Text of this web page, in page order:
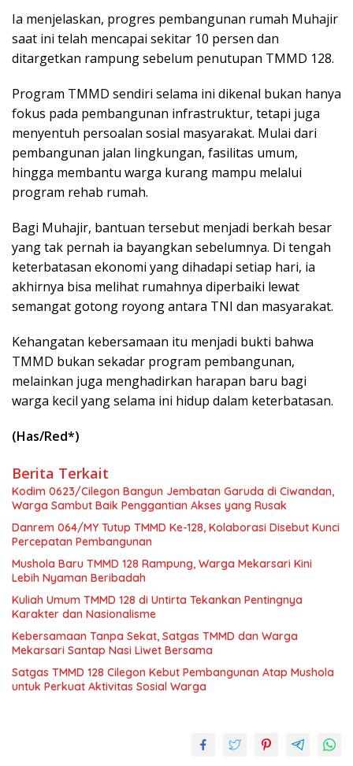
Ia menjelaskan, progres pembangunan rumah Muhajir
saat ini telah mencapai sekitar 10 persen dan
ditargetkan rampung sebelum penutupan TMMD 128.
Program TMMD sendiri selama ini dikenal bukan hanya
fokus pada pembangunan infrastruktur, tetapi juga
menyentuh persoalan sosial masyarakat. Mulai dari
pembangunan jalan lingkungan, fasilitas umum,
hingga membantu warga kurang mampu melalui
program rehab rumah.
Bagi Muhajir, bantuan tersebut menjadi berkah besar
yang tak pernah ia bayangkan sebelumnya. Di tengah
keterbatasan ekonomi yang dihadapi setiap hari, ia
akhirnya bisa melihat rumahnya diperbaiki lewat
semangat gotong royong antara TNI dan masyarakat.
Kehangatan kebersamaan itu menjadi bukti bahwa
TMMD bukan sekadar program pembangunan,
melainkan juga menghadirkan harapan baru bagi
warga kecil yang selama ini hidup dalam keterbatasan.
(Has/Red*)
Berita Terkait
Kodim 0623/Cilegon Bangun Jembatan Garuda di Ciwandan,
Warga Sambut Baik Penggantian Akses yang Rusak
Danrem 064/MY Tutup TMMD Ke-128, Kolaborasi Disebut Kunci
Percepatan Pembangunan
Mushola Baru TMMD 128 Rampung, Warga Mekarsari Kini
Lebih Nyaman Beribadah
Kuliah Umum TMMD 128 di Untirta Tekankan Pentingnya
Karakter dan Nasionalisme
Kebersamaan Tanpa Sekat, Satgas TMMD dan Warga
Mekarsari Santap Nasi Liwet Bersama
Satgas TMMD 128 Cilegon Kebut Pembangunan Atap Mushola
untuk Perkuat Aktivitas Sosial Warga